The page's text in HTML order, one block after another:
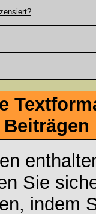
Beiträgen
Sie
indem